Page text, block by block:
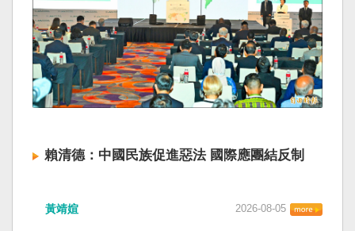
賴清德：中國民族促進惡法 國際應團結反制
黃靖媗 2026-08-05